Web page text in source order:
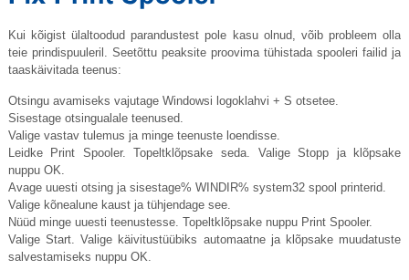
Kui kõigist ülaltoodud parandustest pole kasu olnud, võib probleem olla
teie prindispuuleril. Seetõttu peaksite proovima tühistada spooleri failid ja
taaskäivitada teenus:
Otsingu avamiseks vajutage Windowsi logoklahvi + S otsetee.
Sisestage otsingualale teenused.
Valige vastav tulemus ja minge teenuste loendisse.
Leidke Print Spooler. Topeltklõpsake seda. Valige Stopp ja klõpsake
nuppu OK.
Avage uuesti otsing ja sisestage% WINDIR% system32 spool printerid.
Valige kõnealune kaust ja tühjendage see.
Nüüd minge uuesti teenustesse. Topeltklõpsake nuppu Print Spooler.
Valige Start. Valige käivitustüübiks automaatne ja klõpsake muudatuste
salvestamiseks nuppu OK.